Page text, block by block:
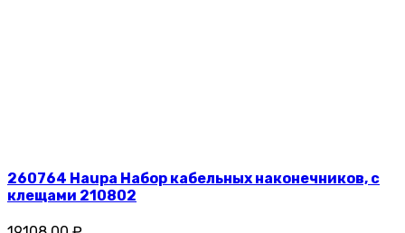
260764 Haupa Набор кабельных наконечников, с
клещами 210802